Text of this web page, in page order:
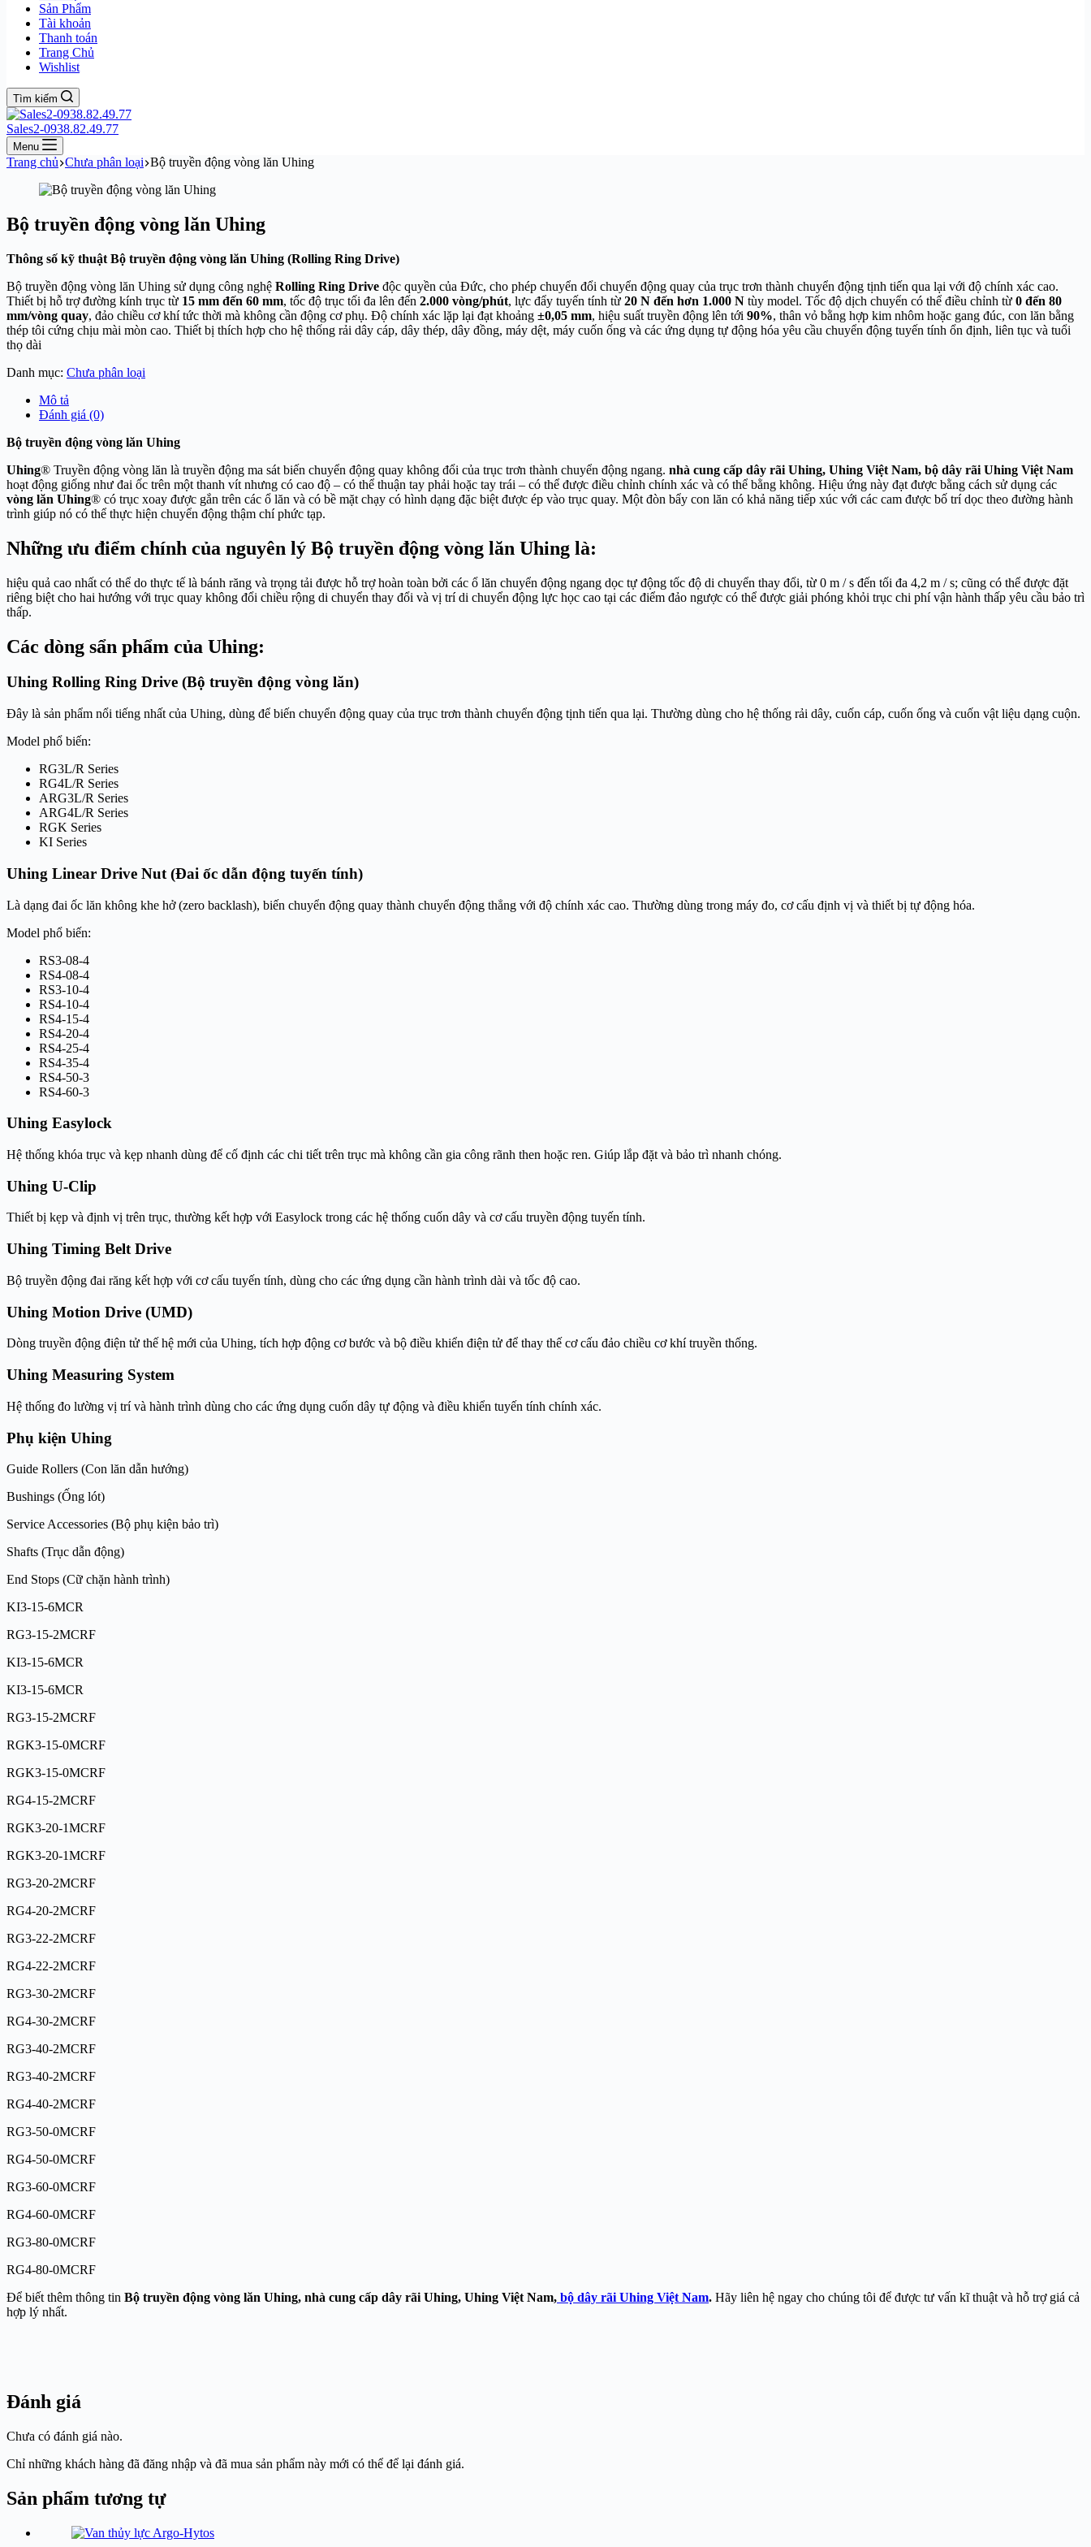
Sản Phẩm
Tài khoản
Thanh toán
Trang Chủ
Wishlist
Tìm kiếm
Sales2-0938.82.49.77
Menu
Trang chủ Chưa phân loại Bộ truyền động vòng lăn Uhing
Bộ truyền động vòng lăn Uhing
Thông số kỹ thuật Bộ truyền động vòng lăn Uhing (Rolling Ring Drive)
Bộ truyền động vòng lăn Uhing sử dụng công nghệ Rolling Ring Drive độc quyền của Đức, cho phép chuyển đổi chuyển động quay của trục trơn thành chuyển động tịnh tiến qua lại với độ chính xác cao.
Thiết bị hỗ trợ đường kính trục từ 15 mm đến 60 mm, tốc độ trục tối đa lên đến 2.000 vòng/phút, lực đẩy tuyến tính từ 20 N đến hơn 1.000 N tùy model. Tốc độ dịch chuyển có thể điều chỉnh từ 0 đến 80
mm/vòng quay, đảo chiều cơ khí tức thời mà không cần động cơ phụ. Độ chính xác lặp lại đạt khoảng ±0,05 mm, hiệu suất truyền động lên tới 90%, thân vỏ bằng hợp kim nhôm hoặc gang đúc, con lăn bằng
thép tôi cứng chịu mài mòn cao. Thiết bị thích hợp cho hệ thống rải dây cáp, dây thép, dây đồng, máy dệt, máy cuốn ống và các ứng dụng tự động hóa yêu cầu chuyển động tuyến tính ổn định, liên tục và tuổi
thọ dài
Danh mục: Chưa phân loại
Mô tả
Đánh giá (0)
Bộ truyền động vòng lăn Uhing
Uhing® Truyền động vòng lăn là truyền động ma sát biến chuyển động quay không đổi của trục trơn thành chuyển động ngang. nhà cung cấp dây rãi Uhing, Uhing Việt Nam, bộ dây rãi Uhing Việt Nam
hoạt động giống như đai ốc trên một thanh vít nhưng có cao độ – có thể thuận tay phải hoặc tay trái – có thể được điều chỉnh chính xác và có thể bằng không. Hiệu ứng này đạt được bằng cách sử dụng các
vòng lăn Uhing® có trục xoay được gắn trên các ổ lăn và có bề mặt chạy có hình dạng đặc biệt được ép vào trục quay. Một đòn bẩy con lăn có khả năng tiếp xúc với các cam được bố trí dọc theo đường hành
trình giúp nó có thể thực hiện chuyển động thậm chí phức tạp.
Những ưu điểm chính của nguyên lý Bộ truyền động vòng lăn Uhing là:
hiệu quả cao nhất có thể do thực tế là bánh răng và trọng tải được hỗ trợ hoàn toàn bởi các ổ lăn chuyển động ngang dọc tự động tốc độ di chuyển thay đổi, từ 0 m / s đến tối đa 4,2 m / s; cũng có thể được đặt
riêng biệt cho hai hướng với trục quay không đổi chiều rộng di chuyển thay đổi và vị trí di chuyển động lực học cao tại các điểm đảo ngược có thể được giải phóng khỏi trục chi phí vận hành thấp yêu cầu bảo trì
thấp.
Các dòng sẩn phẩm của Uhing:
Uhing Rolling Ring Drive (Bộ truyền động vòng lăn)
Đây là sản phẩm nổi tiếng nhất của Uhing, dùng để biến chuyển động quay của trục trơn thành chuyển động tịnh tiến qua lại. Thường dùng cho hệ thống rải dây, cuốn cáp, cuốn ống và cuốn vật liệu dạng cuộn.
Model phổ biến:
RG3L/R Series
RG4L/R Series
ARG3L/R Series
ARG4L/R Series
RGK Series
KI Series
Uhing Linear Drive Nut (Đai ốc dẫn động tuyến tính)
Là dạng đai ốc lăn không khe hở (zero backlash), biến chuyển động quay thành chuyển động thẳng với độ chính xác cao. Thường dùng trong máy đo, cơ cấu định vị và thiết bị tự động hóa.
Model phổ biến:
RS3-08-4
RS4-08-4
RS3-10-4
RS4-10-4
RS4-15-4
RS4-20-4
RS4-25-4
RS4-35-4
RS4-50-3
RS4-60-3
Uhing Easylock
Hệ thống khóa trục và kẹp nhanh dùng để cố định các chi tiết trên trục mà không cần gia công rãnh then hoặc ren. Giúp lắp đặt và bảo trì nhanh chóng.
Uhing U-Clip
Thiết bị kẹp và định vị trên trục, thường kết hợp với Easylock trong các hệ thống cuốn dây và cơ cấu truyền động tuyến tính.
Uhing Timing Belt Drive
Bộ truyền động đai răng kết hợp với cơ cấu tuyến tính, dùng cho các ứng dụng cần hành trình dài và tốc độ cao.
Uhing Motion Drive (UMD)
Dòng truyền động điện tử thế hệ mới của Uhing, tích hợp động cơ bước và bộ điều khiển điện tử để thay thế cơ cấu đảo chiều cơ khí truyền thống.
Uhing Measuring System
Hệ thống đo lường vị trí và hành trình dùng cho các ứng dụng cuốn dây tự động và điều khiển tuyến tính chính xác.
Phụ kiện Uhing
Guide Rollers (Con lăn dẫn hướng)
Bushings (Ống lót)
Service Accessories (Bộ phụ kiện bảo trì)
Shafts (Trục dẫn động)
End Stops (Cữ chặn hành trình)
KI3-15-6MCR
RG3-15-2MCRF
KI3-15-6MCR
KI3-15-6MCR
RG3-15-2MCRF
RGK3-15-0MCRF
RGK3-15-0MCRF
RG4-15-2MCRF
RGK3-20-1MCRF
RGK3-20-1MCRF
RG3-20-2MCRF
RG4-20-2MCRF
RG3-22-2MCRF
RG4-22-2MCRF
RG3-30-2MCRF
RG4-30-2MCRF
RG3-40-2MCRF
RG3-40-2MCRF
RG4-40-2MCRF
RG3-50-0MCRF
RG4-50-0MCRF
RG3-60-0MCRF
RG4-60-0MCRF
RG3-80-0MCRF
RG4-80-0MCRF
Để biết thêm thông tin Bộ truyền động vòng lăn Uhing, nhà cung cấp dây rãi Uhing, Uhing Việt Nam, bộ dây rãi Uhing Việt Nam. Hãy liên hệ ngay cho chúng tôi để được tư vấn kĩ thuật và hỗ trợ giá cả
hợp lý nhất.
Đánh giá
Chưa có đánh giá nào.
Chỉ những khách hàng đã đăng nhập và đã mua sản phẩm này mới có thể để lại đánh giá.
Sản phẩm tương tự